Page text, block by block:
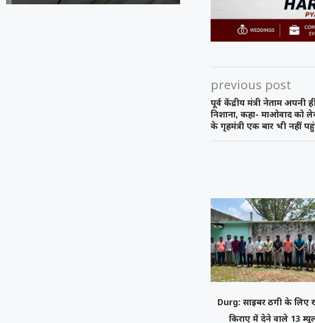
previous post
पूर्व केंद्रीय मंत्री नेताम अपनी
निशाना, कहा- माओवाद को
के गृहमंत्री एक बार भी नहीं
Durg: साइबर ठगी के लिए
किराए में देने वाले 13